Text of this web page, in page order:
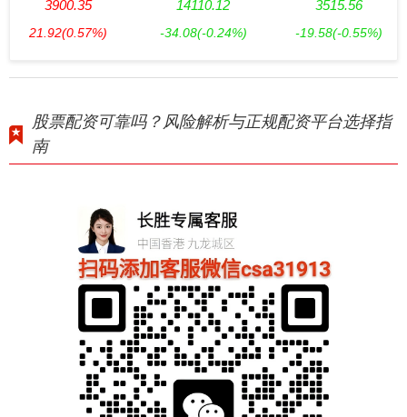
3900.35
21.92(0.57%)
14110.12
-34.08(-0.24%)
3515.56
-19.58(-0.55%)
股票配资可靠吗？风险解析与正规配资平台选择指
南